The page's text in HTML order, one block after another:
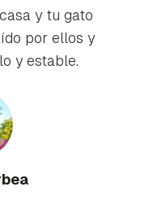
y tu gato
por ellos y
y estable.